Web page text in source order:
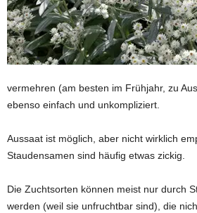
vermehren (am besten im Frühjahr, zu
ebenso einfach und unkompliziert.
Aussaat ist möglich, aber nicht wirklich
Staudensamen sind häufig etwas zickig.
Die Zuchtsorten können meist nur durch
werden (weil sie unfruchtbar sind), die